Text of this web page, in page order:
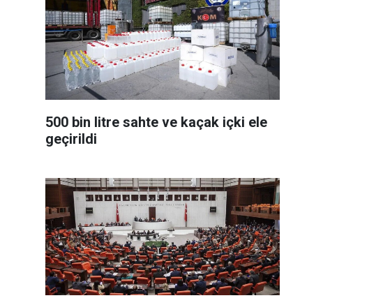
500 bin litre sahte ve kaçak içki ele
geçirildi